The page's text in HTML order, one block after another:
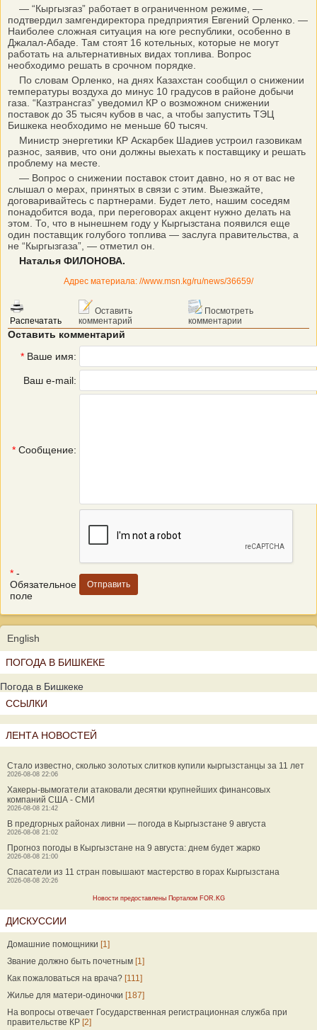
— “Кыргызгаз” работает в ограниченном режиме, —
подтвердил замгендиректора предприятия Евгений Орленко. —
Наиболее сложная ситуация на юге республики, особенно в
Джалал-Абаде. Там стоят 16 котельных, которые не могут
работать на альтернативных видах топлива. Вопрос
необходимо решать в срочном порядке.
По словам Орленко, на днях Казахстан сообщил о снижении
температуры воздуха до минус 10 градусов в районе добычи
газа. “Казтрансгаз” уведомил КР о возможном снижении
поставок до 35 тысяч кубов в час, а чтобы запустить ТЭЦ
Бишкека необходимо не меньше 60 тысяч.
Министр энергетики КР Аскарбек Шадиев устроил газовикам
разнос, заявив, что они должны выехать к поставщику и решать
проблему на месте.
— Вопрос о снижении поставок стоит давно, но я от вас не
слышал о мерах, принятых в связи с этим. Выезжайте,
договаривайтесь с партнерами. Будет лето, нашим соседям
понадобится вода, при переговорах акцент нужно делать на
этом. То, что в нынешнем году у Кыргызстана появился еще
один поставщик голубого топлива — заслуга правительства, а
не “Кыргызгаза”, — отметил он.
Наталья ФИЛОНОВА.
Адрес материала: //www.msn.kg/ru/news/36659/
Распечатать
Оставить
комментарий
Посмотреть
комментарии
Оставить комментарий
* Ваше имя:
Ваш e-mail:
* Сообщение:
* -
Обязательное
поле
English
ПОГОДА В БИШКЕКЕ
Погода в Бишкеке
ССЫЛКИ
ЛЕНТА НОВОСТЕЙ
Стало известно, сколько золотых слитков купили кыргызстанцы за 11 лет
2026-08-08 22:06
Хакеры-вымогатели атаковали десятки крупнейших финансовых
компаний США - СМИ
2026-08-08 21:42
В предгорных районах ливни — погода в Кыргызстане 9 августа
2026-08-08 21:02
Прогноз погоды в Кыргызстане на 9 августа: днем будет жарко
2026-08-08 21:00
Спасатели из 11 стран повышают мастерство в горах Кыргызстана
2026-08-08 20:26
Новости предоставлены Порталом FOR.KG
ДИСКУССИИ
Домашние помощники [1]
Звание должно быть почетным [1]
Как пожаловаться на врача? [111]
Жилье для матери-одиночки [187]
На вопросы отвечает Государственная регистрационная служба при
правительстве КР [2]